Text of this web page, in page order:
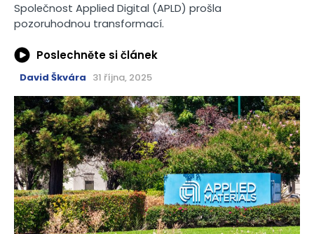
Společnost Applied Digital (APLD) prošla
pozoruhodnou transformací.
Poslechněte si článek
David Škvára 31 října, 2025